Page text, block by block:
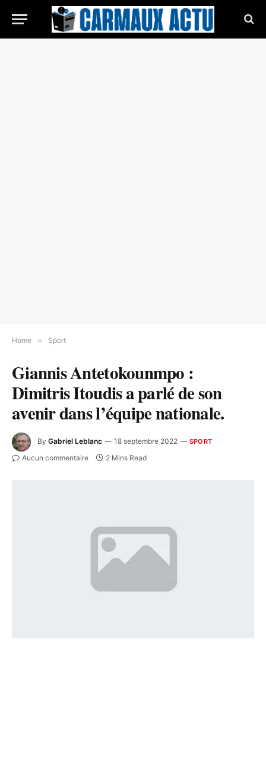
Home » Sport
Giannis Antetokounmpo :
Dimitris Itoudis a parlé de son
avenir dans l’équipe nationale.
By Gabriel Leblanc 18 septembre 2022 SPORT
Aucun commentaire 2 Mins Read